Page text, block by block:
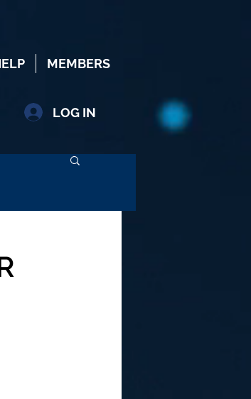
MEMBERS
LOG IN